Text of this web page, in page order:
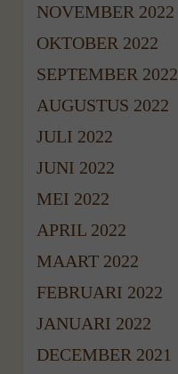
NOVEMBER 2022
OKTOBER 2022
SEPTEMBER 2022
AUGUSTUS 2022
JULI 2022
JUNI 2022
MEI 2022
APRIL 2022
MAART 2022
FEBRUARI 2022
JANUARI 2022
DECEMBER 2021